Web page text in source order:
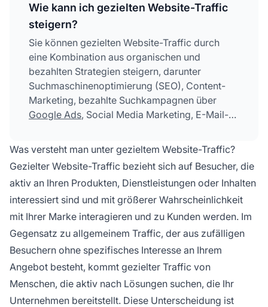
Wie kann ich gezielten Website-Traffic
steigern?
Sie können gezielten Website-Traffic durch
eine Kombination aus organischen und
bezahlten Strategien steigern, darunter
Suchmaschinenoptimierung (SEO), Content-
Marketing, bezahlte Suchkampagnen über
Google Ads, Social Media Marketing, E-Mail-
Der effektivste Ansatz kombiniert mehrere
Kanäle, um Ihre spezifische Zielgruppe zu
erreichen.
Was versteht man unter gezieltem Website-Traffic?
Gezielter Website-Traffic bezieht sich auf Besucher, die
aktiv an Ihren Produkten, Dienstleistungen oder Inhalten
interessiert sind und mit größerer Wahrscheinlichkeit
mit Ihrer Marke interagieren und zu Kunden werden. Im
Gegensatz zu allgemeinem Traffic, der aus zufälligen
Besuchern ohne spezifisches Interesse an Ihrem
Angebot besteht, kommt gezielter Traffic von
Menschen, die aktiv nach Lösungen suchen, die Ihr
Unternehmen bereitstellt. Diese Unterscheidung ist